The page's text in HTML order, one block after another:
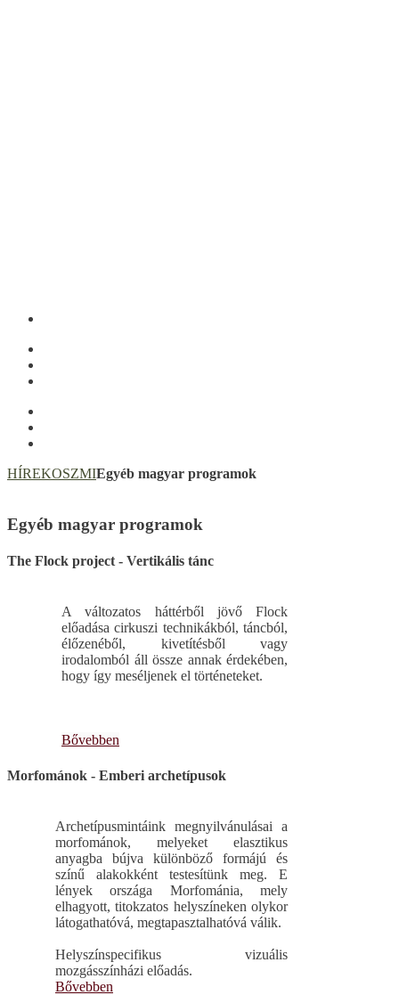
HÍREKOSZMIEgyéb magyar programok
Egyéb magyar programok
The Flock project - Vertikális tánc
A változatos háttérből jövő Flock
előadása cirkuszi technikákból, táncból,
élőzenéből, kivetítésből vagy
irodalomból áll össze annak érdekében,
hogy így meséljenek el történeteket.
Bővebben
Morfománok - Emberi archetípusok
Archetípusmintáink megnyilvánulásai a
morfománok, melyeket elasztikus
anyagba bújva különböző formájú és
színű alakokként testesítünk meg. E
lények országa Morfománia, mely
elhagyott, titokzatos helyszíneken olykor
látogathatóvá, megtapasztalhatóvá válik.
Helyszínspecifikus vizuális
mozgásszínházi előadás.
Bővebben